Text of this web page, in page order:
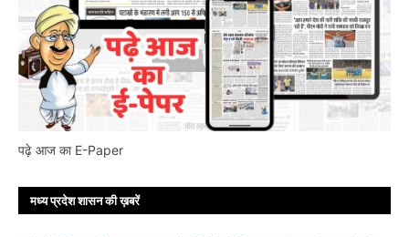
पढ़े आज का E-Paper
मध्य प्रदेश शासन की ख़बरें